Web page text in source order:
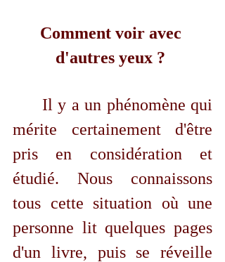
Comment voir avec
d'autres yeux ?
mérite certainement d'être
pris en considération et
étudié. Nous connaissons
tous cette situation où une
personne lit quelques pages
d'un livre, puis se réveille